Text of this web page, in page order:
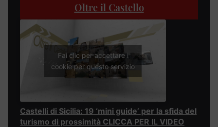
Oltre il Castello
Fai clic per accettare i
cookie per questo servizio
Castelli di Sicilia: 19 ‘mini guide’ per la sfida del
turismo di prossimità CLICCA PER IL VIDEO